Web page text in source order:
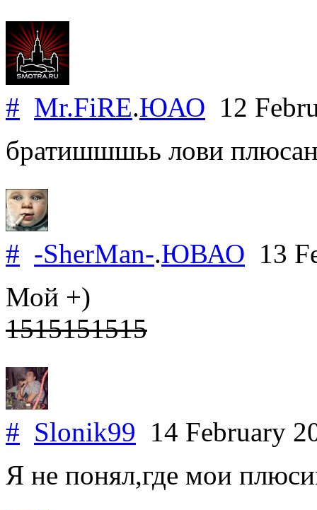
# Mr.FiRE.ЮАО 12
братишшшьь лови
# -ShеrMan-.ЮВАО 13
Мой +)
1515151515
# Slonik99 14 February
Я не понял,где мои